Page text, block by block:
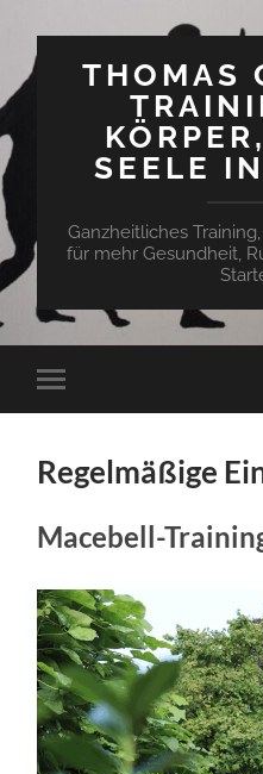
THOMAS
SEELE
Ganzheitliches
für mehr Gesundheit,
Mobile-
Menü
Regelmäßige
Macebell-